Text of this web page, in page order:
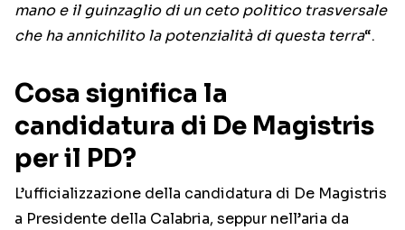
mano e il guinzaglio di un ceto politico trasversale
che ha annichilito la potenzialità di questa terra“.
Cosa significa la
candidatura di De Magistris
per il PD?
L’ufficializzazione della candidatura di De Magistris
a Presidente della Calabria, seppur nell’aria da